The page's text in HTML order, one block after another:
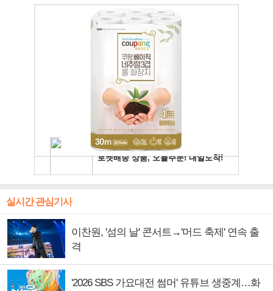
실시간 관심기사
이찬원, '섬의 날' 콘서트→'머드 축제' 연속 출
격
'2026 SBS 가요대전 썸머' 유튜브 생중계…화